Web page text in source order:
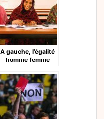
A gauche, l’égalité
homme femme